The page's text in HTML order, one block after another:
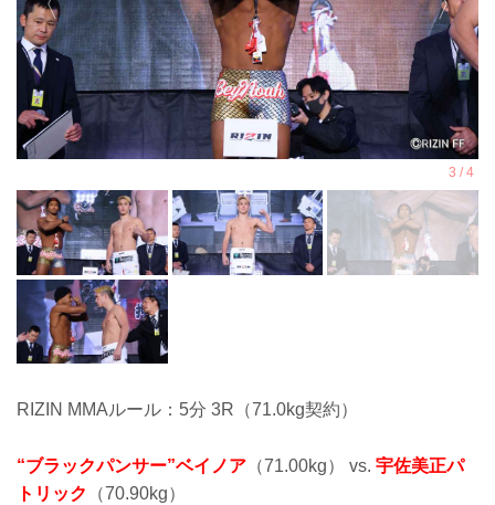
RIZIN MMAルール：5分 3R（71.0kg契約）
“ブラックパンサー”ベイノア （71.00kg） vs. 宇佐美正パ
トリック
（70.90kg）